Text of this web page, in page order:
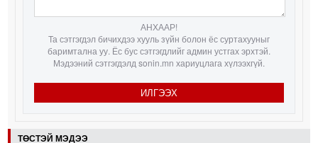
АНХААР!
Та сэтгэгдэл бичихдээ хууль зүйн болон ёс суртахууныг
баримтална уу. Ёс бус сэтгэгдлийг админ устгах эрхтэй.
Мэдээний сэтгэгдэлд sonin.mn хариуцлага хүлээхгүй.
ИЛГЭЭХ
ТӨСТЭЙ МЭДЭЭ